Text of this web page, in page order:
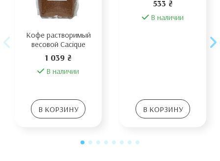
Кофе растворимый
весовой Cacique
1 039 ₴
В наличии
В КОРЗИНУ
533 ₴
В наличии
В КОРЗИНУ